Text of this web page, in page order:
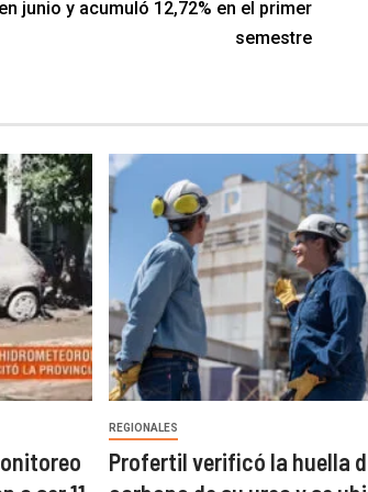
junio y acumuló 12,72% en el primer
semestre​
REGIONALES
Profertil verificó la huella